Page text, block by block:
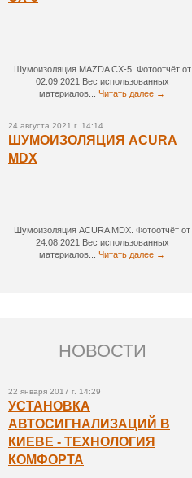
Шумоизоляция MAZDA CX-5. Фотоотчёт от
02.09.2021 Вес использованных
материалов... Читать далее →
24 августа 2021 г. 14:14
ШУМОИЗОЛЯЦИЯ ACURA
MDX
Шумоизоляция ACURA MDX. Фотоотчёт от
24.08.2021 Вес использованных
материалов... Читать далее →
НОВОСТИ
22 января 2017 г. 14:29
УСТАНОВКА
АВТОСИГНАЛИЗАЦИЙ В
КИЕВЕ - ТЕХНОЛОГИЯ
КОМФОРТА